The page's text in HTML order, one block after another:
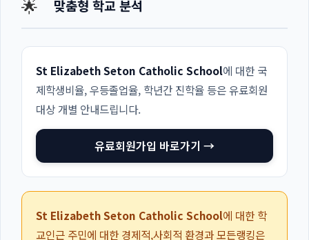
🌟 맞춤형 학교 분석
St Elizabeth Seton Catholic School에 대한 국
제학생비율, 우등졸업율, 학년간 진학율 등은 유료회원
대상 개별 안내드립니다.
유료회원가입 바로가기 →
St Elizabeth Seton Catholic School에 대한 학
교인근 주민에 대한 경제적,사회적 환경과 모든랭킹은